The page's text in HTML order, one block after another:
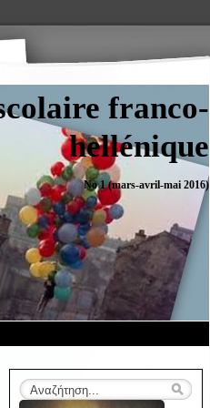
franco-
hellénique
No 1 (mars-avril-mai 2016)